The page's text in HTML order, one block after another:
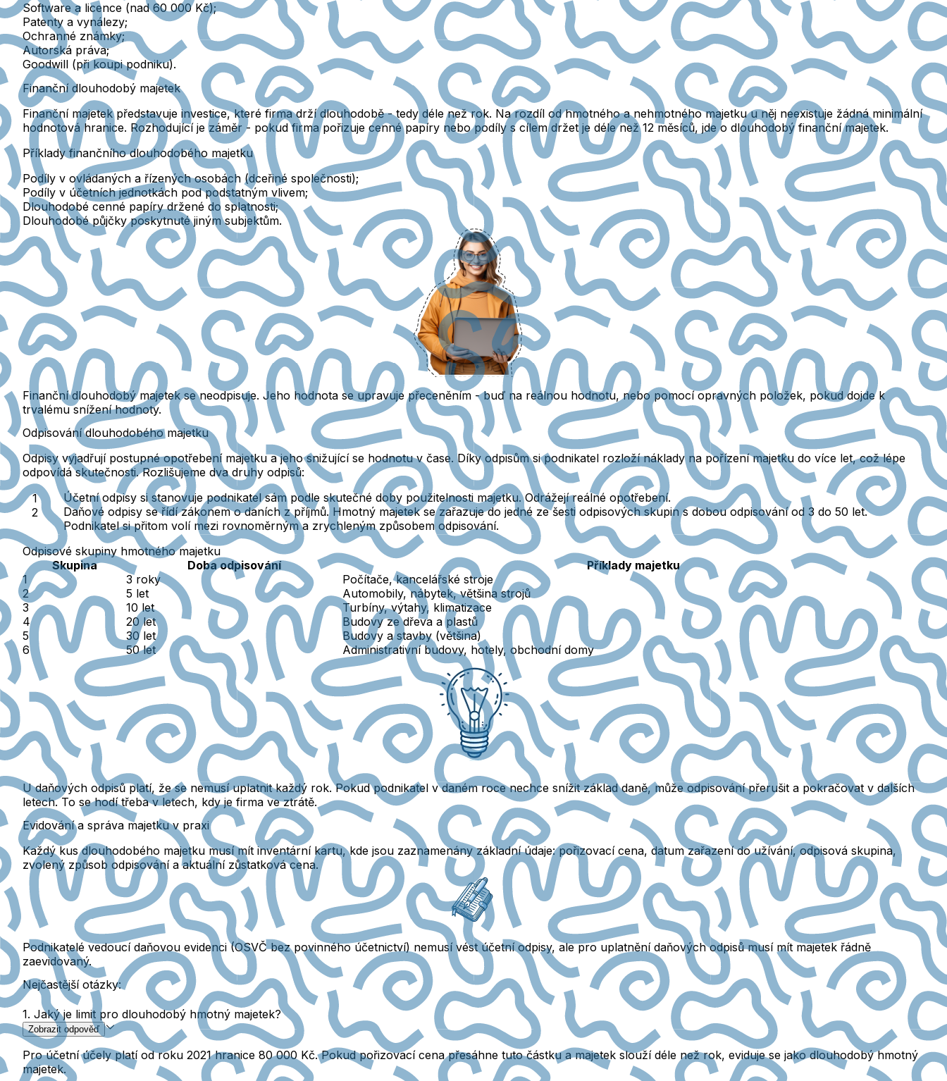
Software a licence (nad 60 000 Kč);
Patenty a vynálezy;
Ochranné známky;
Autorská práva;
Goodwill (při koupi podniku).
Finanční dlouhodobý majetek
Finanční majetek představuje investice, které firma drží dlouhodobě - tedy déle než rok. Na rozdíl od hmotného a nehmotného majetku u něj neexistuje žádná minimální
hodnotová hranice. Rozhodující je záměr - pokud firma pořizuje cenné papíry nebo podíly s cílem držet je déle než 12 měsíců, jde o dlouhodobý finanční majetek.
Příklady finančního dlouhodobého majetku
Podíly v ovládaných a řízených osobách (dceřiné společnosti);
Podíly v účetních jednotkách pod podstatným vlivem;
Dlouhodobé cenné papírydržené do splatnosti;
Dlouhodobé půjčky poskytnuté jiným subjektům.
Finanční dlouhodobý majetek se neodpisuje. Jeho hodnota se upravuje přeceněním - buď na reálnou hodnotu, nebo pomocí opravných položek, pokud dojde k
trvalému snížení hodnoty.
Odpisování dlouhodobého majetku
Odpisy vyjadřují postupné opotřebení majetku a jeho snižující se hodnotu v čase. Díky odpisům si podnikatel rozloží náklady na pořízení majetku do více let, což lépe
odpovídá skutečnosti.Rozlišujeme dva druhy odpisů:
Účetní odpisy si stanovuje podnikatel sám podle skutečné doby použitelnosti majetku. Odrážejí reálné opotřebení.
Daňové odpisy se řídí zákonem o daních z příjmů. Hmotný majetek se zařazuje do jedné ze šesti odpisových skupin s dobou odpisování od 3 do 50 let.
Podnikatel si přitom volí mezi rovnoměrným a zrychleným způsobem odpisování.
Odpisové skupiny hmotného majetku
Skupina
Doba odpisování
Příklady majetku
1
3 roky
Počítače, kancelářské stroje
2
5 let
Automobily, nábytek, většina strojů
3
10 let
Turbíny, výtahy, klimatizace
4
20 let
Budovy ze dřeva a plastů
5
30 let
Budovy a stavby (většina)
6
50 let Administrativní budovy, hotely, obchodní domy
U daňových odpisů platí, že se nemusí uplatnit každý rok.Pokud podnikatel v daném roce nechce snížit základ daně, může odpisování přerušit a pokračovat v dalších
letech. To se hodí třeba v letech, kdy je firma ve ztrátě.
Evidování a správa majetku v praxi
Každý kus dlouhodobého majetku musí mít inventární kartu, kde jsou zaznamenány základní údaje:pořizovací cena, datum zařazení do užívání, odpisová skupina,
zvolený způsob odpisování a aktuální zůstatková cena.
Podnikatelé vedoucí daňovou evidenci (OSVČ bez povinného účetnictví) nemusí vést účetní odpisy, ale pro uplatnění daňových odpisů musí mít majetek řádně
zaevidovaný.
Nejčastější otázky:
1. Jaký je limit pro dlouhodobý hmotný majetek?
Zobrazit odpověď
Pro účetní účely platí od roku 2021 hranice 80 000 Kč. Pokud pořizovací cena přesáhne tuto částku a majetek slouží déle než rok, eviduje se jako dlouhodobý hmotný
majetek.